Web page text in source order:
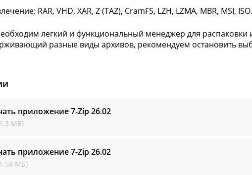
RAR, VHD, XAR, Z (TAZ), CramFS, LZH, LZMA, MBR, MSI, ISO.
легкий и функциональный менеджер для распаковки
разные виды архивов, рекомендуем остановить
приложение 7-Zip26.02
МБ)
приложение 7-Zip26.02
МБ)